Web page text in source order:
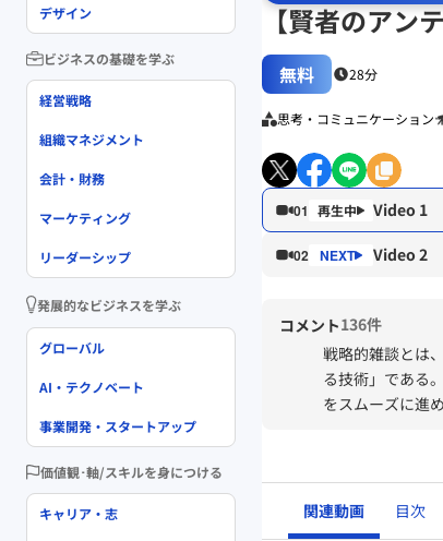
【賢者のアン
無料 28分
思考・コミュニケーション
01 Video 1
02 Video 2
コメント136件
戦略的雑談とは
る技術」である
をスムーズに進
また、雑談には
める。オンライ
関連動画 目次
デザイン
ビジネスの基礎を学ぶ
経営戦略
組織マネジメント
会計・財務
マーケティング
リーダーシップ
発展的なビジネスを学ぶ
グローバル
AI・テクノベート
事業開発・スタートアップ
価値観･軸/スキルを身につける
キャリア・志